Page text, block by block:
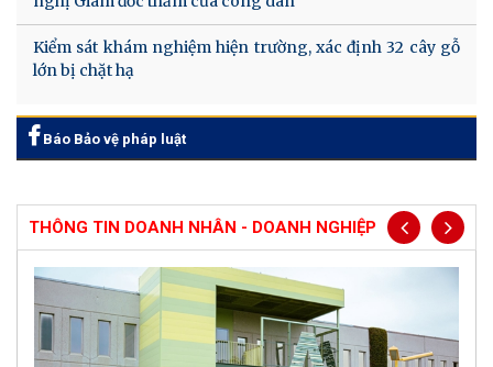
Kiểm sát khám nghiệm hiện trường, xác định 32 cây gỗ
lớn bị chặt hạ
Báo Bảo vệ pháp luật
THÔNG TIN DOANH NHÂN - DOANH NGHIỆP